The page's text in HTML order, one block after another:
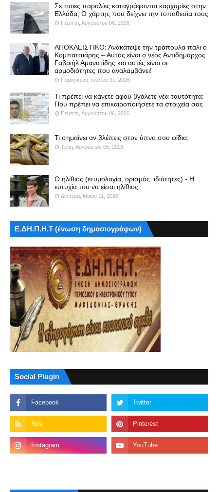
Σε ποιες παραλίες καταγράφονται καρχαρίες στην
Ελλάδα; Ο χάρτης που δείχνει την τοποθεσία τους
Πέμπτη, Αυγούστου 06, 2026
ΑΠΟΚΛΕΙΣΤΙΚΟ: Ανακάτεψε την τράπουλα πάλι ο
Κομπατσιάρης – Αυτός είναι ο νέος Αντιδήμαρχος
Γαβριήλ Αμανατίδης και αυτές είναι οι
αρμοδιότητες που αναλαμβάνει!
Παρασκευή, Ιουλίου 31, 2026
Τι πρέπει να κάνετε αφού βγάλετε νέα ταυτότητα:
Πού πρέπει να επικαιροποιήσετε τα στοιχεία σας
Πέμπτη, Αυγούστου 06, 2026
Τι σημαίνει αν βλέπεις στον ύπνο σου φίδια;
Τρίτη, Αυγούστου 05, 2025
Ο ηλίθιος (ετυμολογία, ορισμός, ιδιότητες) - Η
ευτυχία του να είσαι ηλίθιος
Δευτέρα, Μαΐου 11, 2026
Ε.ΔΗ.Π.Η.Τ (ένωση δημοσιογράφων)
Social Plugin